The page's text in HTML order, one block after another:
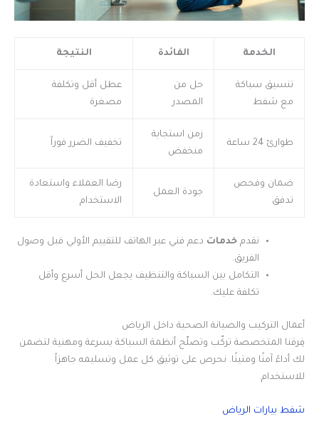
الخدمة الفائدة النتيجة
تنسيق سباكة
مع شفط
حل من
المصدر
عطل أقل وتكلفة
مصغرة
طوارئ 24 ساعة
زمن استجابة
منخفض
تخفيف الضرر فوراً
ضمان وفحص
تدفق
جودة العمل
رضا العملاء واستعادة
الاستخدام
نقدم خدمات دعم فني عبر الهاتف للتقييم الأولي قبل وصول
الفريق.
التكامل بين السباكة والتنظيف يجعل الحل أسرع وأقل
تكلفة عليك.
أعمال التركيب والصيانة الصحية داخل الرياض
فِرقنا المتخصصة تركّب وتصلّح أنظمة السباكة بسرعة ومهنية لتضمن
لك أداءً آمنًا ومتينًا. نحرص على توثيق كل عمل وتسليمه جاهزاً
للاستخدام.
شفط بيارات الرياض